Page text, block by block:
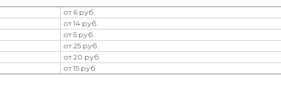
от 6 руб.
от 14 руб.
от 5 руб.
от 25 руб.
от 20 руб.
от 15 руб.